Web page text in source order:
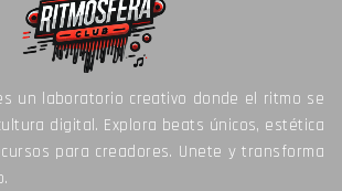
un laboratorio creativo donde el ritmo se
digital. Explora beats únicos, estética
para creadores. Unete y transforma